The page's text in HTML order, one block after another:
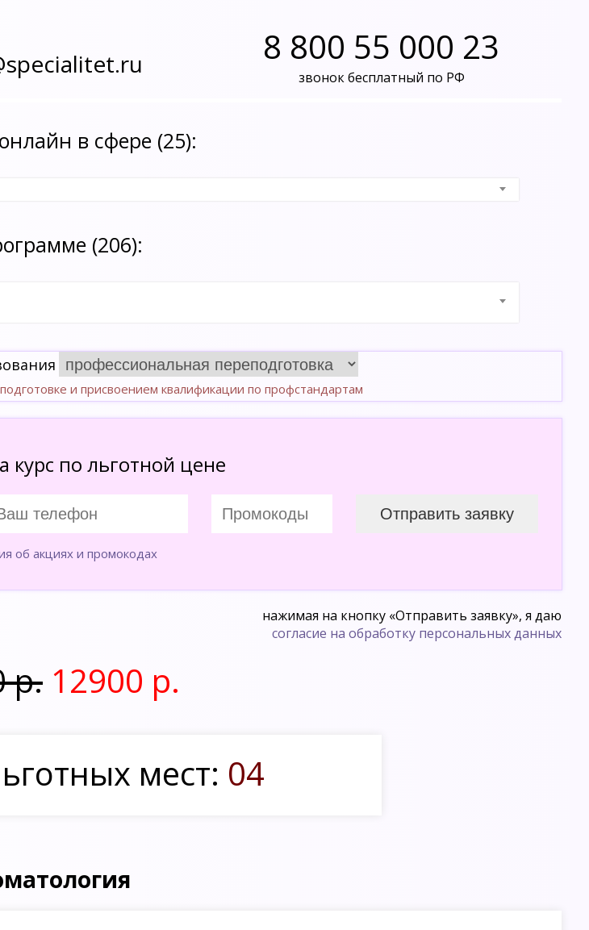
8 800 55 000 23
звонок бесплатный по РФ
в сфере (25):
(206):
и присвоением квалификации по профстандартам
курс по льготной цене
об акциях и промокодах
нажимая на кнопку «Отправить заявку», я даю
согласие на обработку персональных данных
р. 12900 р.
мест: 04